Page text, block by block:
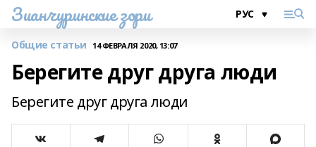
Зианчуринские зори
Общие статьи 14 ФЕВРАЛЯ 2020, 13:07
Берегите друг друга люди
Берегите друг друга люди